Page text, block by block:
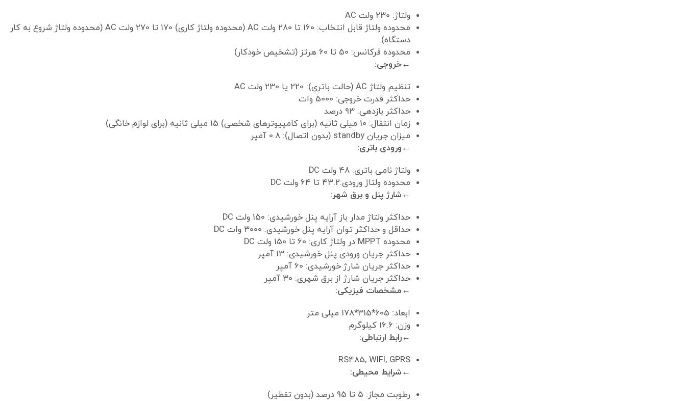
ولتاژ: 230 ولت AC
محدوده ولتاژ قابل انتخاب: 160 تا 280 ولت AC (محدوده ولتاژ کاری) 170 تا 270 ولت AC (محدوده ولتاژ شروع به کار
دستگاه)
محدوده فرکانس: 50 تا 60 هرتز (تشخیص خودکار)
←خروجی:
تنظیم ولتاژ AC (حالت باتری): 220 یا 230 ولت AC
حداکثر قدرت خروجی: 5000 وات
حداکثر بازدهی: 93 درصد
زمان انتقال: 10 میلی ثانیه (برای کامپیوترهای شخصی) 15 میلی ثانیه (برای لوازم خانگی)
میزان جریان standby (بدون اتصال): 0.8 آمپر
←ورودی باتری:
ولتاژ نامی باتری: 48 ولت DC
محدوده ولتاژ ورودی:43.2 تا 64 ولت DC
←شارژ پنل و برق شهر:
حداکثر ولتاژ مدار باز آرایه پنل خورشیدی: 150 ولت DC
حداقل و حداکثر توان آرایه پنل خورشیدی: 3000 وات DC
محدوده MPPT در ولتاژ کاری: 60 تا 150 ولت DC
حداکثر جریان ورودی پنل خورشیدی: 13 آمپر
حداکثر جریان شارژ خورشیدی: 60 آمپر
حداکثر جریان شارژ از برق شهری: 30 آمپر
←مشخصات فیزیکی:
ابعاد: 605*315*178 میلی متر
وزن: 16.6 کیلوگرم
←رابط ارتباطی:
RS485, WIFI, GPRS
←شرایط محیطی:
رطوبت مجاز: 5 تا 95 درصد (بدون تقطیر)